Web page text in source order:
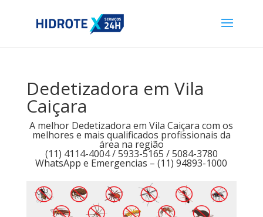
Dedetizadora em Vila
Caiçara
A melhor Dedetizadora em Vila Caiçara com os
melhores e mais qualificados profissionais da
área na região
(11) 4114-4004 / 5933-5165 / 5084-3780
WhatsApp e Emergencias – (11) 94893-1000